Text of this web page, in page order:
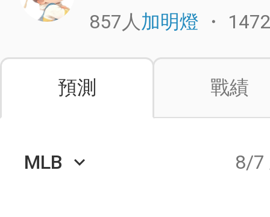
857人加明燈 ・
預測 戰績
MLB keyboard_arrow_down 8/7